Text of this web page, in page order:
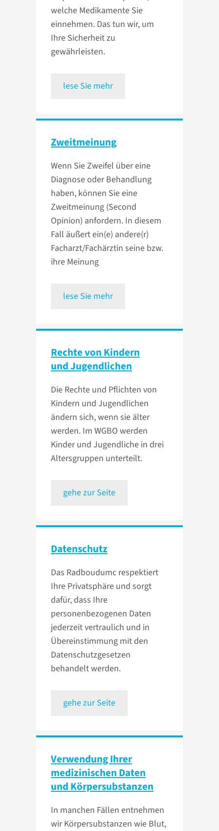
welche Medikamente Sie
einnehmen. Das tun wir, um
Ihre Sicherheit zu
gewährleisten.
lese Sie mehr
Zweitmeinung
Wenn Sie Zweifel über eine
Diagnose oder Behandlung
haben, können Sie eine
Zweitmeinung (Second
Opinion) anfordern. In diesem
Fall äußert ein(e) andere(r)
Facharzt/Fachärztin seine bzw.
ihre Meinung
lese Sie mehr
Rechte von Kindern
und Jugendlichen
Die Rechte und Pflichten von
Kindern und Jugendlichen
ändern sich, wenn sie älter
werden. Im WGBO werden
Kinder und Jugendliche in drei
Altersgruppen unterteilt.
gehe zur Seite
Datenschutz
Das Radboudumc respektiert
Ihre Privatsphäre und sorgt
dafür, dass Ihre
personenbezogenen Daten
jederzeit vertraulich und in
Übereinstimmung mit den
Datenschutzgesetzen
behandelt werden.
gehe zur Seite
Verwendung Ihrer
medizinischen Daten
und Körpersub­stanzen
In manchen Fällen entnehmen
wir Körpersubstanzen wie Blut,